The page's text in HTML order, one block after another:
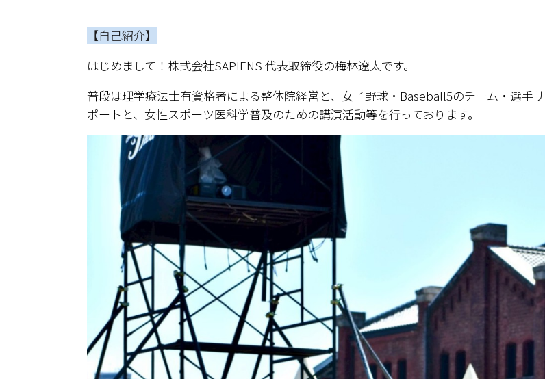
【自己紹介】
はじめまして！株式会社SAPIENS 代表取締役の梅林遼太です。
普段は理学療法士有資格者による整体院経営と、女子野球・Baseball5のチーム・選手サ
ポートと、女性スポーツ医科学普及のための講演活動等を行っております。